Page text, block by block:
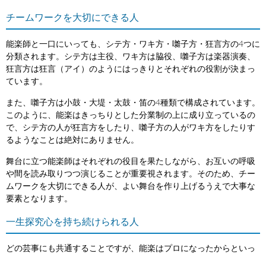
チームワークを大切にできる人
能楽師と一口にいっても、シテ方・ワキ方・囃子方・狂言方の4つに
分類されます。シテ方は主役、ワキ方は脇役、囃子方は楽器演奏、
狂言方は狂言（アイ）のようにはっきりとそれぞれの役割が決まっ
ています。
また、囃子方は小鼓・大堤・太鼓・笛の4種類で構成されています。
このように、能楽はきっちりとした分業制の上に成り立っているの
で、シテ方の人が狂言方をしたり、囃子方の人がワキ方をしたりす
るようなことは絶対にありません。
舞台に立つ能楽師はそれぞれの役目を果たしながら、お互いの呼吸
や間を読み取りつつ演じることが重要視されます。そのため、チー
ムワークを大切にできる人が、よい舞台を作り上げるうえで大事な
要素となります。
一生探究心を持ち続けられる人
どの芸事にも共通することですが、能楽はプロになったからといっ